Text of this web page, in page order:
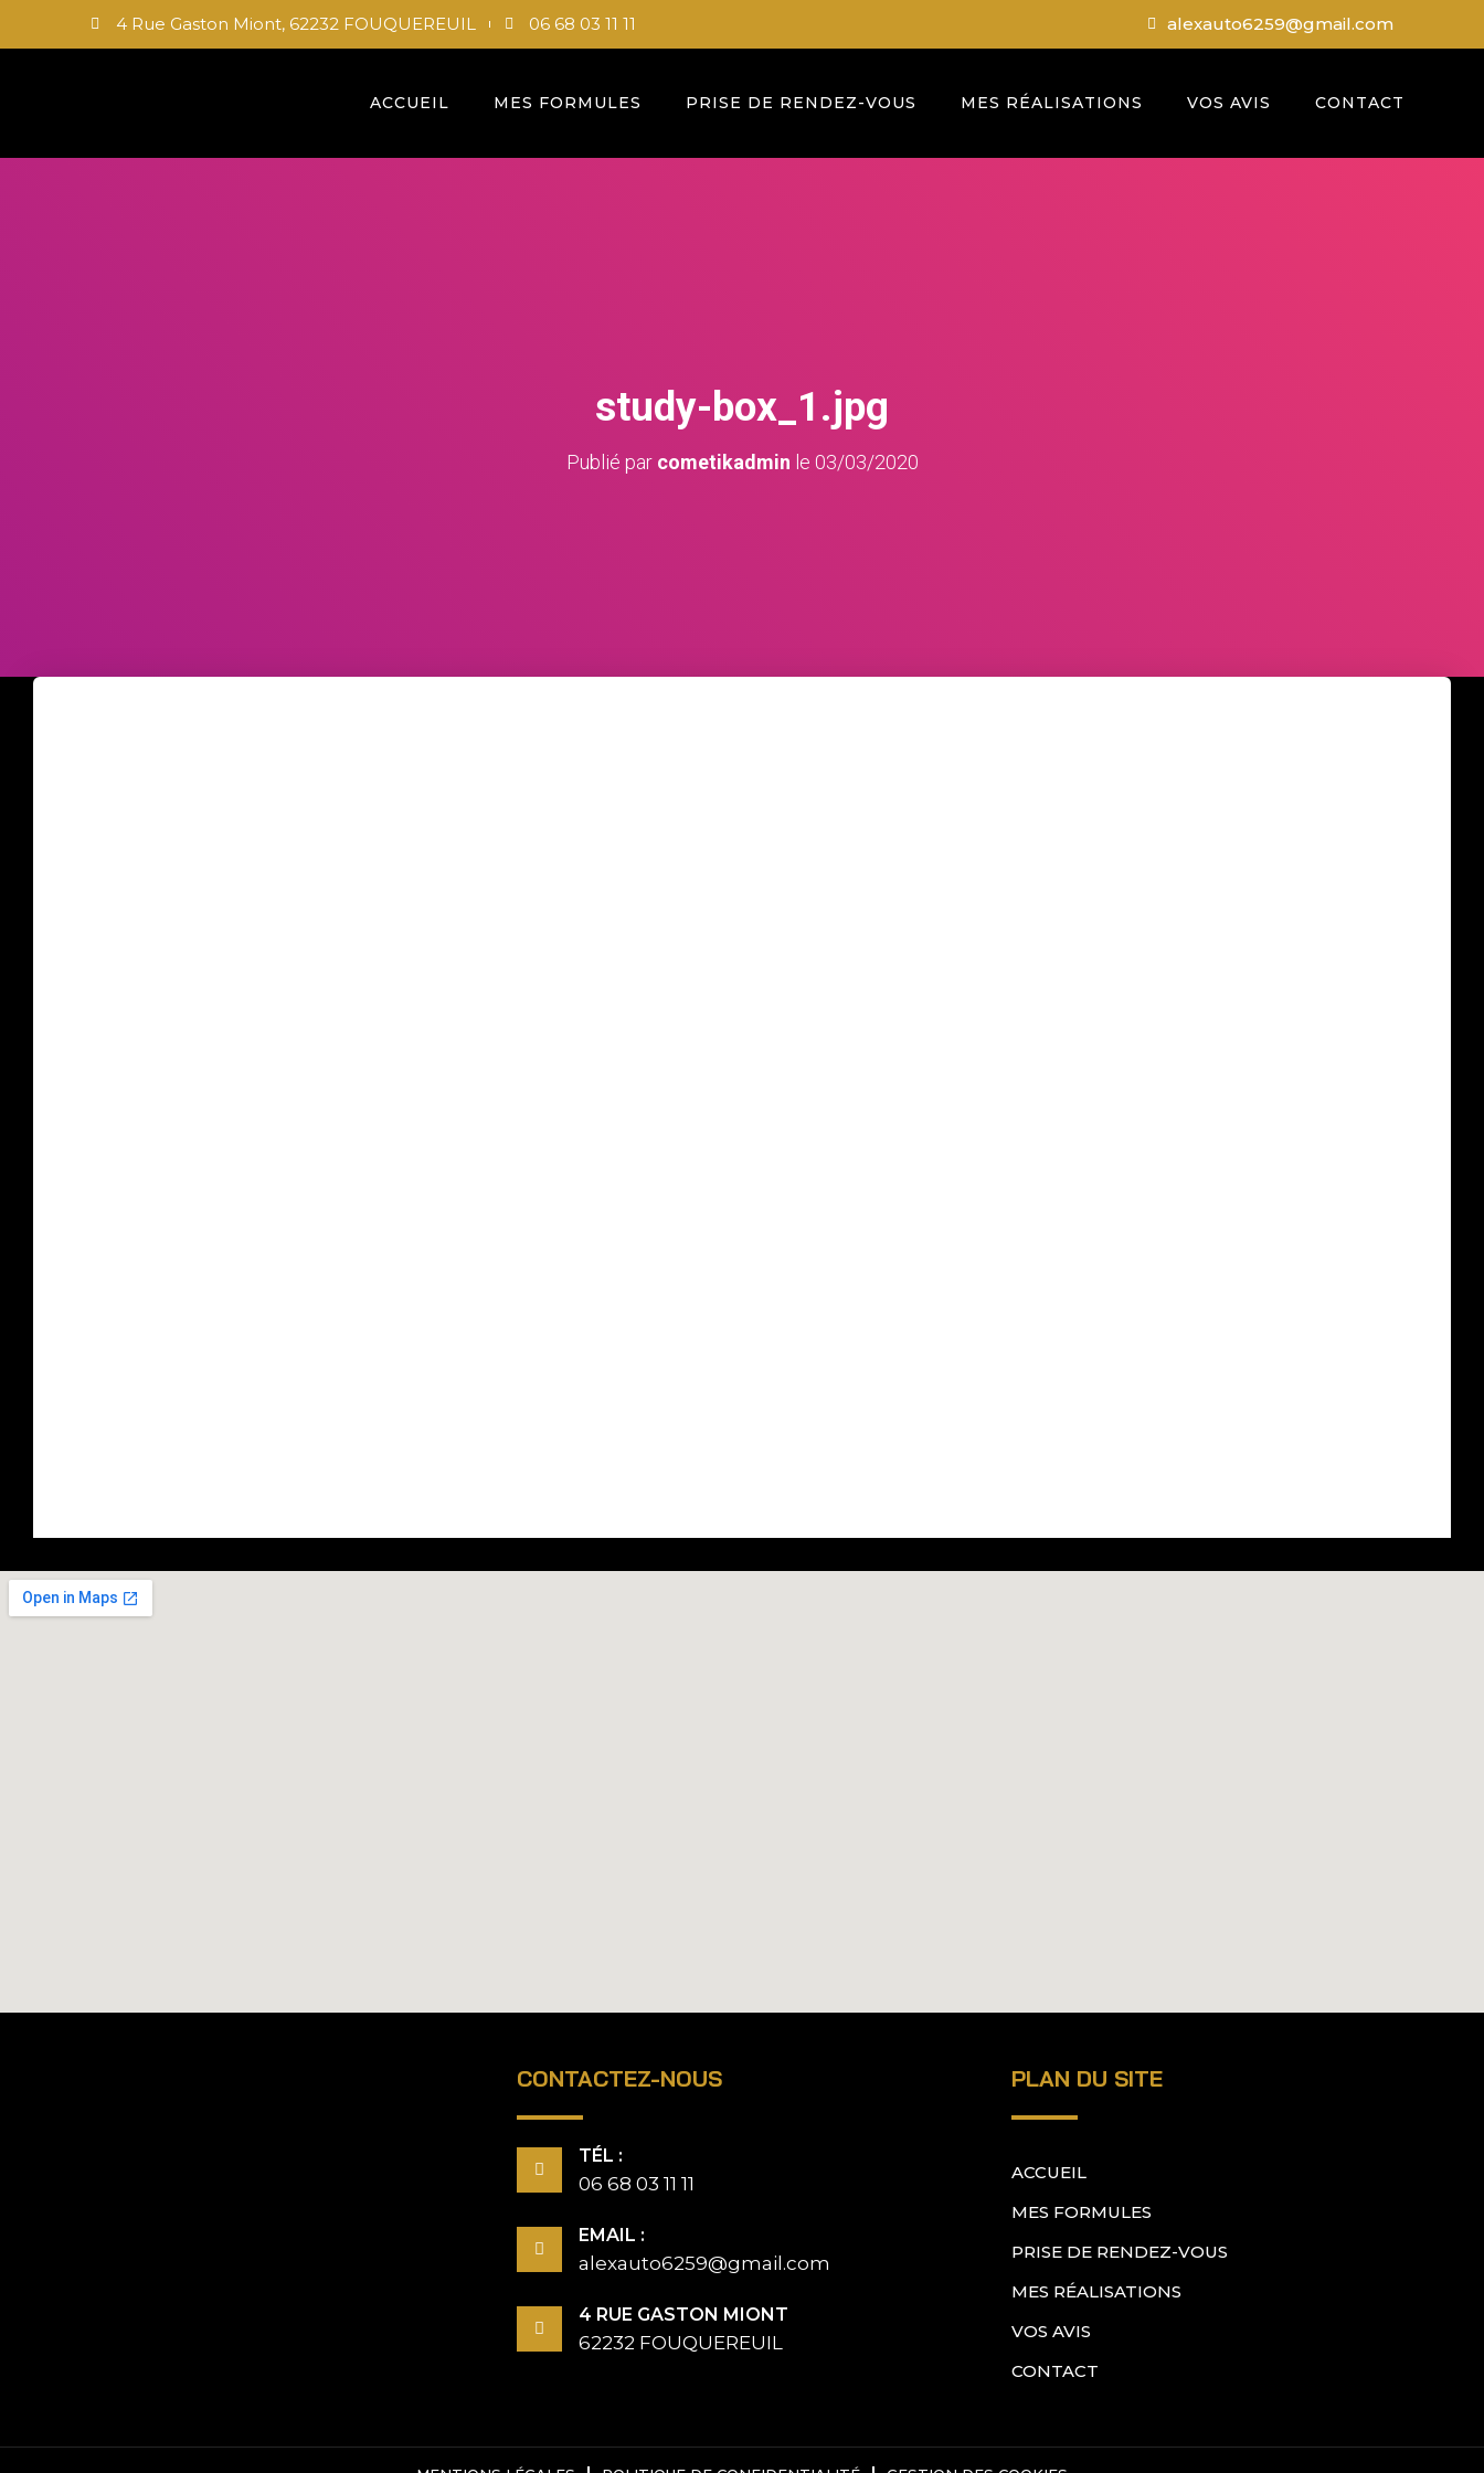
4 Rue Gaston Miont, 62232 FOUQUEREUIL 06 68 03 11 11 alexauto6259@gmail.com
ACCUEIL MES FORMULES PRISE DE RENDEZ-VOUS MES RÉALISATIONS VOS AVIS CONTACT
study-box_1.jpg
Publié par cometikadmin le 03/03/2020
CONTACTEZ-NOUS
TÉL :
06 68 03 11 11
EMAIL :
alexauto6259@gmail.com
4 RUE GASTON MIONT
62232 FOUQUEREUIL
PLAN DU SITE
ACCUEIL
MES FORMULES
PRISE DE RENDEZ-VOUS
MES RÉALISATIONS
VOS AVIS
CONTACT